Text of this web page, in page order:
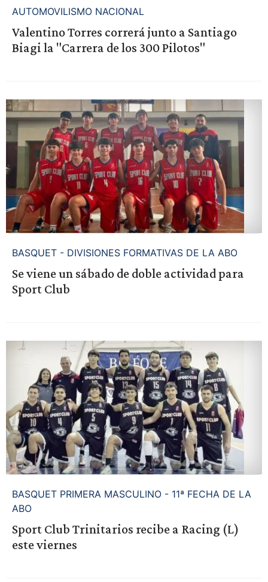
AUTOMOVILISMO NACIONAL
Valentino Torres correrá junto a Santiago
Biagi la "Carrera de los 300 Pilotos"
BASQUET - DIVISIONES FORMATIVAS DE LA ABO
Se viene un sábado de doble actividad para
Sport Club
BASQUET PRIMERA MASCULINO - 11ª FECHA DE LA
ABO
Sport Club Trinitarios recibe a Racing (L)
este viernes